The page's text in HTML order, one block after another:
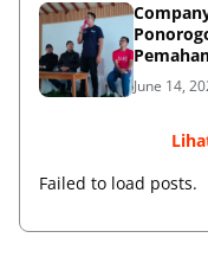
June 14,
Failed to load posts.